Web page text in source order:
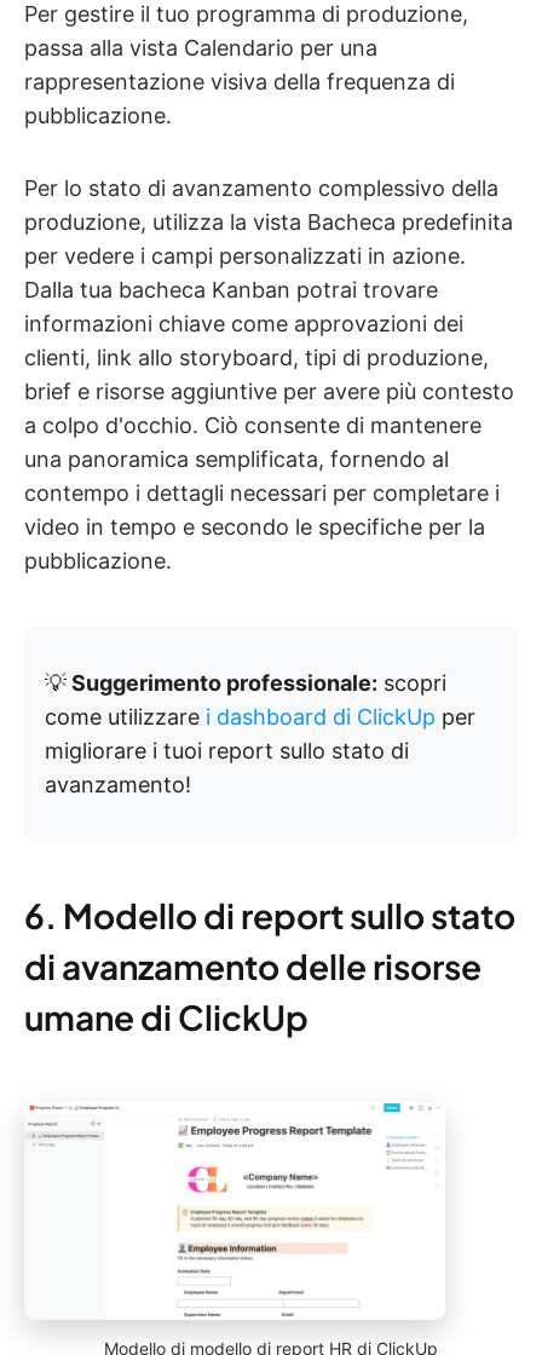
Per gestire il tuo programma di produzione,
passa alla vista Calendario per una
rappresentazione visiva della frequenza di
pubblicazione.
Per lo stato di avanzamento complessivo della
produzione, utilizza la vista Bacheca predefinita
per vedere i campi personalizzati in azione.
Dalla tua bacheca Kanban potrai trovare
informazioni chiave come approvazioni dei
clienti, link allo storyboard, tipi di produzione,
brief e risorse aggiuntive per avere più contesto
a colpo d'occhio. Ciò consente di mantenere
una panoramica semplificata, fornendo al
contempo i dettagli necessari per completare i
video in tempo e secondo le specifiche per la
pubblicazione.
💡Suggerimento professionale: scopri
come utilizzare i dashboard di ClickUp per
migliorare i tuoi report sullo stato di
avanzamento!
6. Modello di report sullo stato
di avanzamento delle risorse
umane di ClickUp
Modello di modello di report HR di ClickUp